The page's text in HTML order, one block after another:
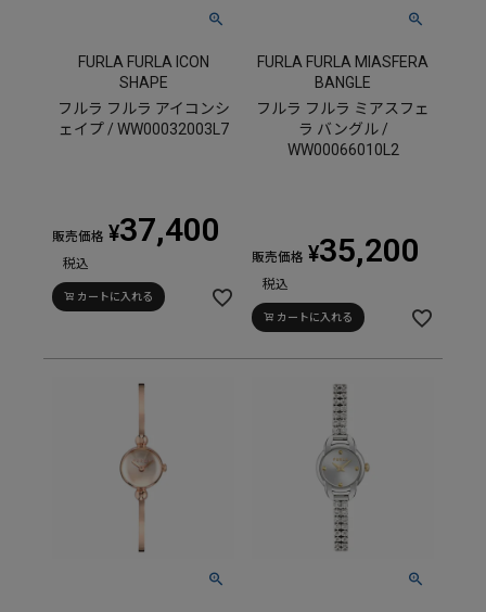
FURLA FURLA ICON
SHAPE
フルラ フルラ アイコンシ
ェイプ / WW00032003L7
販売価格 ¥37,400
税込
カートに入れる
FURLA FURLA MIASFERA
BANGLE
フルラ フルラ ミアスフェ
ラ バングル /
WW00066010L2
販売価格 ¥35,200
税込
カートに入れる